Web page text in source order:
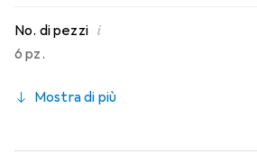
No. di pezzi i
6 pz.
Mostra di più